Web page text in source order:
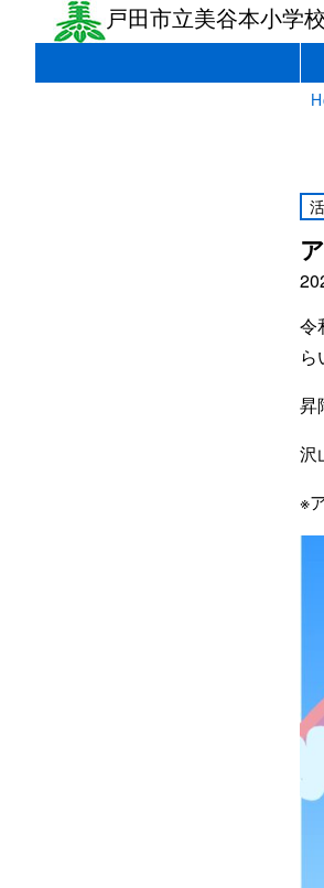
戸田市立美谷本小学
令
ら
昇
沢
※